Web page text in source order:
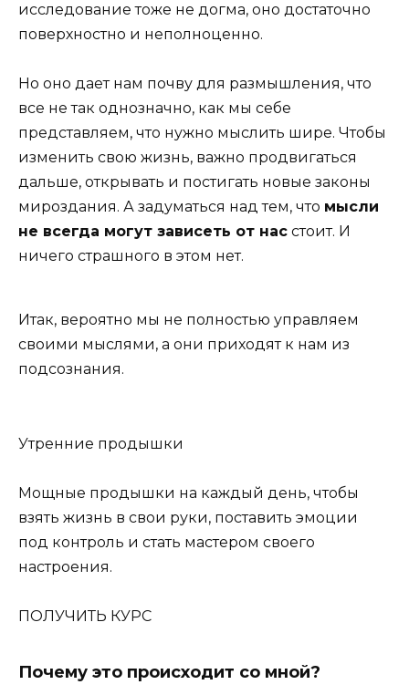
исследование тоже не догма, оно достаточно
поверхностно и неполноценно.
Но оно дает нам почву для размышления, что
все не так однозначно, как мы себе
представляем, что нужно мыслить шире. Чтобы
изменить свою жизнь, важно продвигаться
дальше, открывать и постигать новые законы
мироздания. А задуматься над тем, что мысли
не всегда могут зависеть от нас стоит. И
ничего страшного в этом нет.
Итак, вероятно мы не полностью управляем
своими мыслями, а они приходят к нам из
подсознания.
Утренние продышки
Мощные продышки на каждый день, чтобы
взять жизнь в свои руки, поставить эмоции
под контроль и стать мастером своего
настроения.
ПОЛУЧИТЬ КУРС
Почему это происходит со мной?